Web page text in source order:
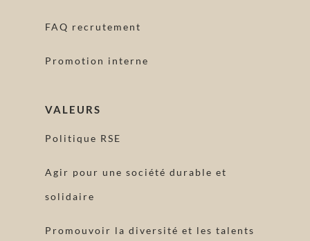
FAQ recrutement
Promotion interne
VALEURS
Politique RSE
Agir pour une société durable et
solidaire
Promouvoir la diversité et les talents